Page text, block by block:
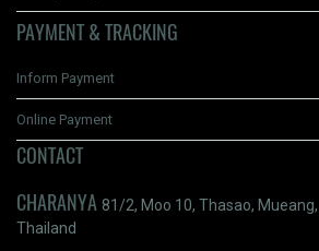
PAYMENT & TRACKING
Inform Payment
Online Payment
CONTACT
CHARANYA 81/2, Moo 10, Thasao,
Thailand